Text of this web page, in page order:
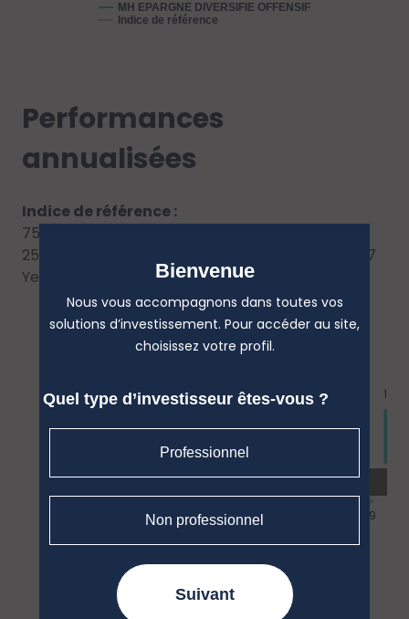
MH EPARGNE DIVERSIFIE OFFENSIF
Indice de référence
Performances
annualisées
Indice de référence :
75% MSCI EMU NR EUR (Actions internationales)
25% Bloomberg Euro-Aggregate: Treasury -- 5-7
Year (Obligations)
Bienvenue
Nous vous accompagnons dans toutes vos
solutions d’investissement. Pour accéder au site,
choisissez votre profil.
Quel type d’investisseur êtes-vous ?
Professionnel
Non professionnel
Suivant